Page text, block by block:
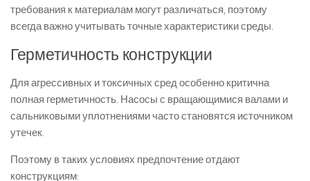
требования к материалам могут различаться, поэтому
всегда важно учитывать точные характеристики среды.
Герметичность конструкции
Для агрессивных и токсичных сред особенно критична
полная герметичность. Насосы с вращающимися валами и
сальниковыми уплотнениями часто становятся источником
утечек.
Поэтому в таких условиях предпочтение отдают
конструкциям: